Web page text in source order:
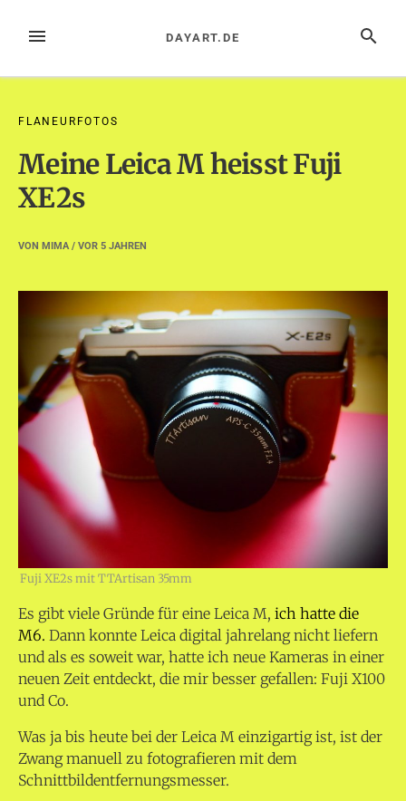
InhaltMENÜ SUCHE
DAYART.DE
FLANEURFOTOS
Meine Leica M heisst Fuji
XE2s
VON MIMA/ VOR 5 JAHREN
Fuji XE2s mit TTArtisan 35mm
Es gibt viele Gründe für eine Leica M, ich hatte die
M6. Dann konnte Leica digital jahrelang nicht liefern
und als es soweit war, hatte ich neue Kameras in einer
neuen Zeit entdeckt, die mir besser gefallen: Fuji X100
und Co.
Was ja bis heute bei der Leica M einzigartig ist, ist der
Zwang manuell zu fotografieren mit dem
Schnittbildentfernungsmesser.